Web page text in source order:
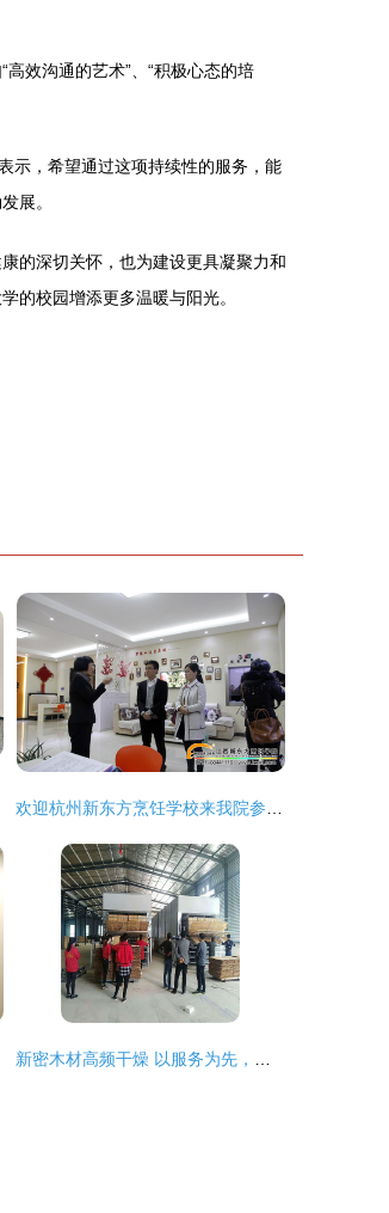
效沟通的艺术”、“积极心态的培
示，希望通过这项持续性的服务，能
展。
的深切关怀，也为建设更具凝聚力和
的校园增添更多温暖与阳光。